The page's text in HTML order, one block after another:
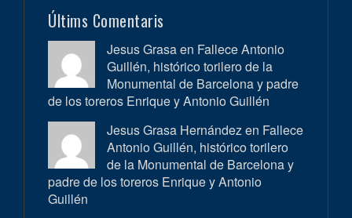
Últims Comentaris
Jesus Grasa en Fallece Antonio
Guillén, histórico torilero de la
Monumental de Barcelona y padre
de los toreros Enrique y Antonio Guillén
Jesus Grasa Hernández en Fallece
Antonio Guillén, histórico torilero
de la Monumental de Barcelona y
padre de los toreros Enrique y Antonio
Guillén